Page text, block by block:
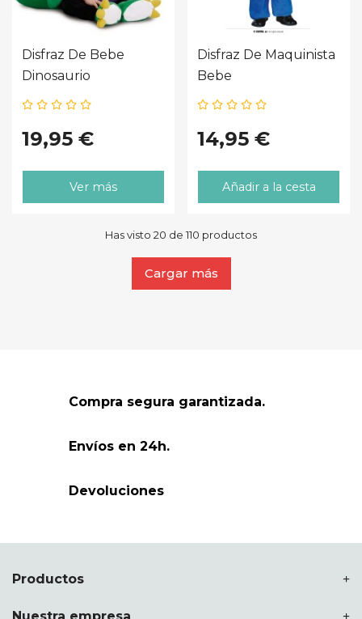
Disfraz De Bebe
Dinosaurio
19,95 €
Ver más
Disfraz De Maquinista
Bebe
14,95 €
Añadir a la cesta
Has visto 20 de 110 productos
Cargar más
Compra segura garantizada.
Envíos en 24h.
Devoluciones
Productos